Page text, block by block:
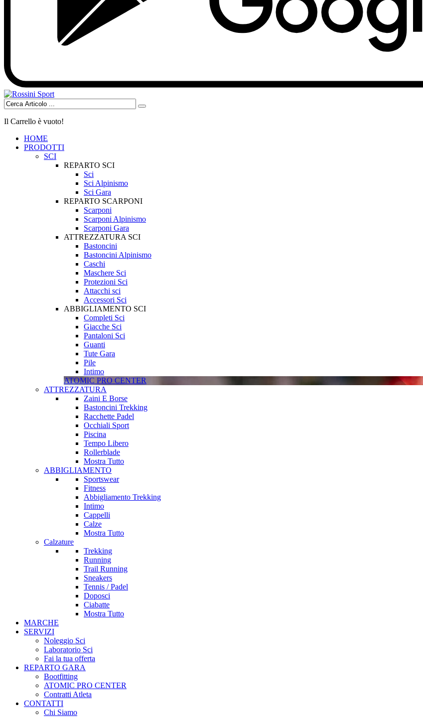
Il Carrello è vuoto!
HOME
PRODOTTI
SCI
REPARTO SCI
Sci
Sci Alpinismo
Sci Gara
REPARTO SCARPONI
Scarponi
Scarponi Alpinismo
Scarponi Gara
ATTREZZATURA SCI
Bastoncini
Bastoncini Alpinismo
Caschi
Maschere Sci
Protezioni Sci
Attacchi sci
Accessori Sci
ABBIGLIAMENTO SCI
Completi Sci
Giacche Sci
Pantaloni Sci
Guanti
Tute Gara
Pile
Intimo
ATOMIC PRO CENTER
ATTREZZATURA
Zaini E Borse
Bastoncini Trekking
Racchette Padel
Occhiali Sport
Piscina
Tempo Libero
Rollerblade
Mostra Tutto
ABBIGLIAMENTO
Sportswear
Fitness
Abbigliamento Trekking
Intimo
Cappelli
Calze
Mostra Tutto
Calzature
Trekking
Running
Trail Running
Sneakers
Tennis / Padel
Doposci
Ciabatte
Mostra Tutto
MARCHE
SERVIZI
Noleggio Sci
Laboratorio Sci
Fai la tua offerta
REPARTO GARA
Bootfitting
ATOMIC PRO CENTER
Contratti Atleta
CONTATTI
Chi Siamo